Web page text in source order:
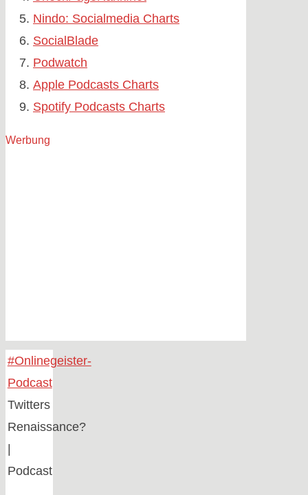
Nindo: Socialmedia Charts
SocialBlade
Podwatch
Apple Podcasts Charts
Spotify Podcasts Charts
Werbung
Home
#Onlinegeister-
Podcast
Twitters
Renaissance?
|
Podcast